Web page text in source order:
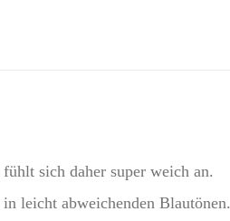
sich daher super weich an.
leicht abweichenden Blautönen.